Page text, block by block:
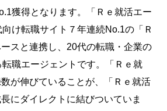
獲得となります。「Ｒｅ就活エー
向け転職サイト７年連続No.1の「Ｒ
スと連携し、 20代の転職・企業の
職エージェントです。「Ｒｅ就
が伸びていることが、「Ｒｅ就活
にダイレクトに結びついていま